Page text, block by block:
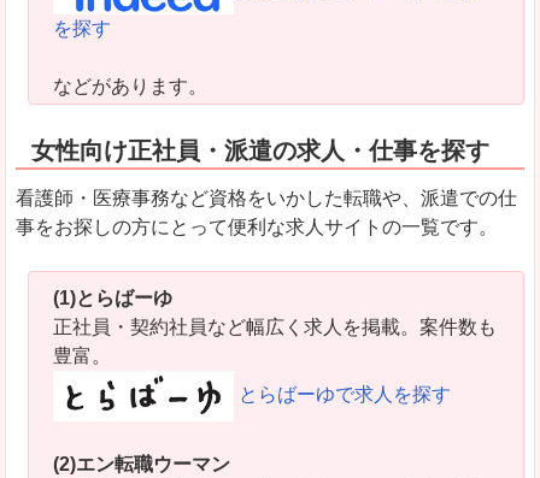
を探す
などがあります。
女性向け正社員・派遣の求人・仕事を探す
看護師・医療事務など資格をいかした転職や、派遣での仕
事をお探しの方にとって便利な求人サイトの一覧です。
(1)とらばーゆ
正社員・契約社員など幅広く求人を掲載。案件数も
豊富。
とらばーゆで求人を探す
(2)エン転職ウーマン